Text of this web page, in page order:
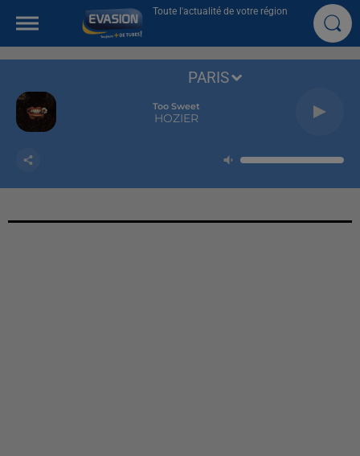
Toute l'actualité de votre région
Too Sweet
HOZIER
PARIS